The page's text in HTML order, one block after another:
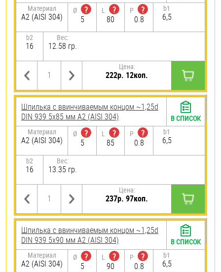
Материал
А2 (AISI 304)
Ø
?
5
L
?
80
P
?
0.8
b1
6,5
b2
16
Вес:
12.58 гр.
Цена:
222р. 12коп.
Шпилька c ввинчиваемым концом ~1,25d
DIN 939 5х85 мм А2 (AISI 304)
Материал
А2 (AISI 304)
Ø
?
5
L
?
85
P
?
0.8
b1
6,5
b2
16
Вес:
13.35 гр.
Цена:
237р. 97коп.
В СПИСОК
Шпилька c ввинчиваемым концом ~1,25d
DIN 939 5х90 мм А2 (AISI 304)
Материал
А2 (AISI 304)
Ø
?
5
L
?
90
P
?
0.8
b1
6,5
В СПИСОК